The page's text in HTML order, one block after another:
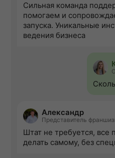
Сильная команда
помогаем и
запуска. Уникальные
ведения бизнеса
Александр
Представитель
Штат не требуется,
делать самому, без